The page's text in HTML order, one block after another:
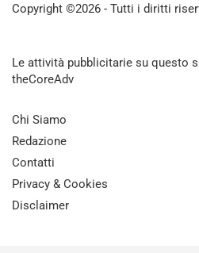
Copyright ©2026 - Tutti i diritti
Le attività pubblicitarie su questo
theCoreAdv
Chi Siamo
Redazione
Contatti
Privacy & Cookies
Disclaimer